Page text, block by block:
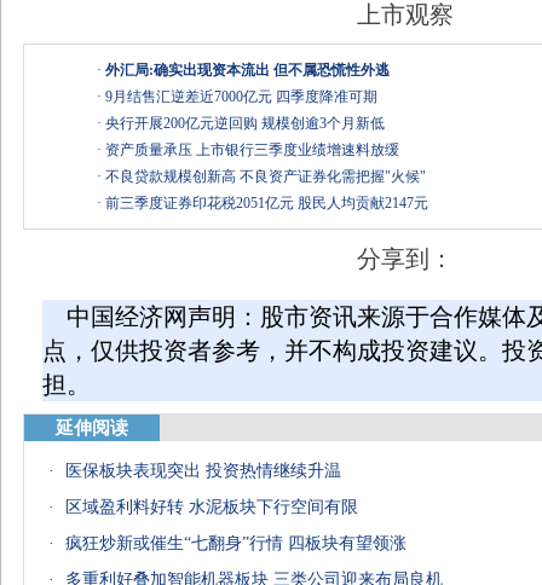
上市观察
· 外汇局:确实出现资本流出 但不属恐慌性外逃
· 9月结售汇逆差近7000亿元 四季度降准可期
· 央行开展200亿元逆回购 规模创逾3个月新低
· 资产质量承压 上市银行三季度业绩增速料放缓
· 不良贷款规模创新高 不良资产证券化需把握"火候"
· 前三季度证券印花税2051亿元 股民人均贡献2147元
分享到：
中国经济网声明：股市资讯来源于合作媒体
点，仅供投资者参考，并不构成投资建议。投
担。
延伸阅读
·
医保板块表现突出 投资热情继续升温
·
区域盈利料好转 水泥板块下行空间有限
·
疯狂炒新或催生“七翻身”行情 四板块有望领涨
·
多重利好叠加智能机器板块 三类公司迎来布局良机